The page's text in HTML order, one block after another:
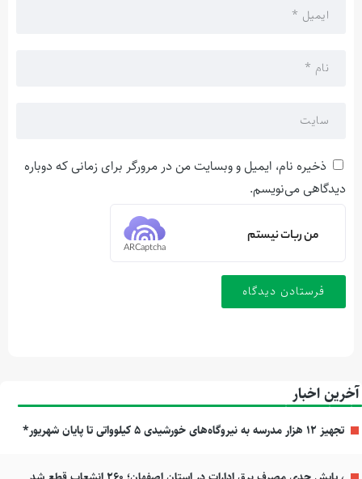
ذخیره نام، ایمیل و وبسایت من در مرورگر برای زمانی که دوباره
دیدگاهی می‌نویسم.
من ربات نیستم
ARCaptcha
آخرین اخبار
تجهیز ۱۲ هزار مدرسه به نیروگاه‌های خورشیدی ۵ کیلوواتی تا پایان شهریور*